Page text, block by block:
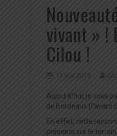
vivant » !
Cilou !
11 mai 2019
Aujourd’hui, je vous
de Bordeaux (l’avant
En effet, cette
présents sur le terrain.